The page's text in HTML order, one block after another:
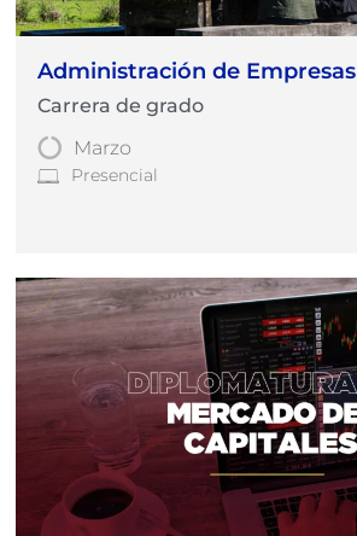
Administración de Empresas
Carrera de grado
Marzo
Presencial